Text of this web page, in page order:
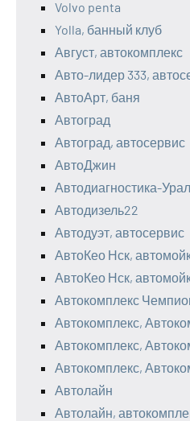
Volvo penta
Yolla, банный клуб
Август, автокомплекс
Авто-лидер 333,
АвтоАрт, баня
Автоград
Автоград, автосервис
АвтоДжин
Автодиагностика-
Автодизель22
Автодуэт, автосервис
АвтоКео Нск,
АвтоКео Нск,
Автокомплекс
Автокомплекс,
Автокомплекс,
Автокомплекс,
Автолайн
Автолайн,